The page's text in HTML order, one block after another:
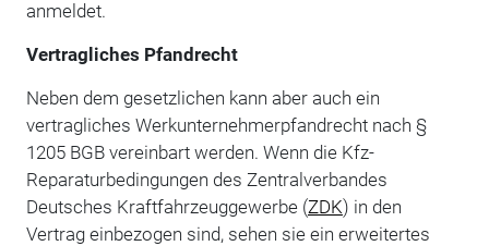
anmeldet.
Vertragliches Pfandrecht
Neben dem gesetzlichen kann aber auch ein
vertragliches Werkunternehmerpfandrecht nach §
1205 BGB vereinbart werden. Wenn die Kfz-
Reparaturbedingungen des Zentralverbandes
Deutsches Kraftfahrzeuggewerbe (ZDK) in den
Vertrag einbezogen sind, sehen sie ein erweitertes